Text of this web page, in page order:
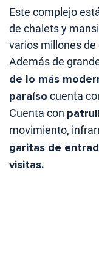
Este complejo
de chalets y
varios millones
Además de
de lo más
paraíso cuenta
Cuenta con
movimiento,
garitas de
visitas.